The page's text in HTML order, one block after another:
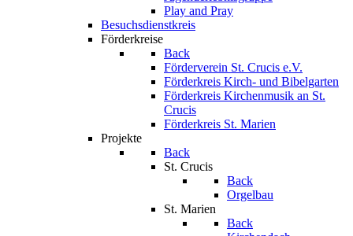
Play and Pray
Besuchsdienstkreis
Förderkreise
Back
Förderverein St. Crucis e.V.
Förderkreis Kirch- und Bibelgarten
Förderkreis Kirchenmusik an St.
Crucis
Förderkreis St. Marien
Projekte
Back
St. Crucis
Back
Orgelbau
St. Marien
Back